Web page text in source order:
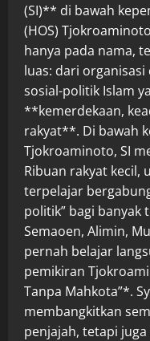
(SI)** di bawah
(HOS)
hanya pada nama,
luas: dari
sosial-politik Islam
**kemerdekaan,
rakyat**. Di bawah
Tjokroaminoto, SI
Ribuan rakyat kecil,
terpelajar
politik” bagi banyak
Semaoen, Alimin,
pernah belajar
pemikiran
Tanpa Mahkota”*.
membangkitkan
penjajah, tetapi